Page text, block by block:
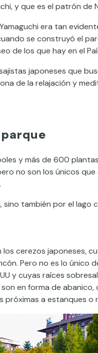
y que es el patrón de
era tan
se construyó el
de los que hay en el
japoneses que
de la relajación y
y más de 600
no son los únicos
también por el lago
cerezos japoneses,
Pero no es lo único
y cuyas raíces
en forma de abanico,
próximas a estanques o